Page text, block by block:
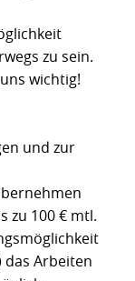
zu sein.
wichtig!
und zur
zu 100 € mtl.
das Arbeiten